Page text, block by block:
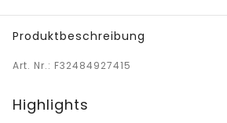
Produktbeschreibung
Art. Nr.: F32484927415
Highlights